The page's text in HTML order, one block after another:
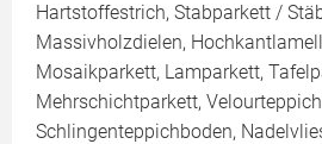
Hartstoffestrich, Stabparkett /
Massivholzdielen,
Mosaikparkett, Lamparkett,
Mehrschichtparkett,
Schlingenteppichboden,